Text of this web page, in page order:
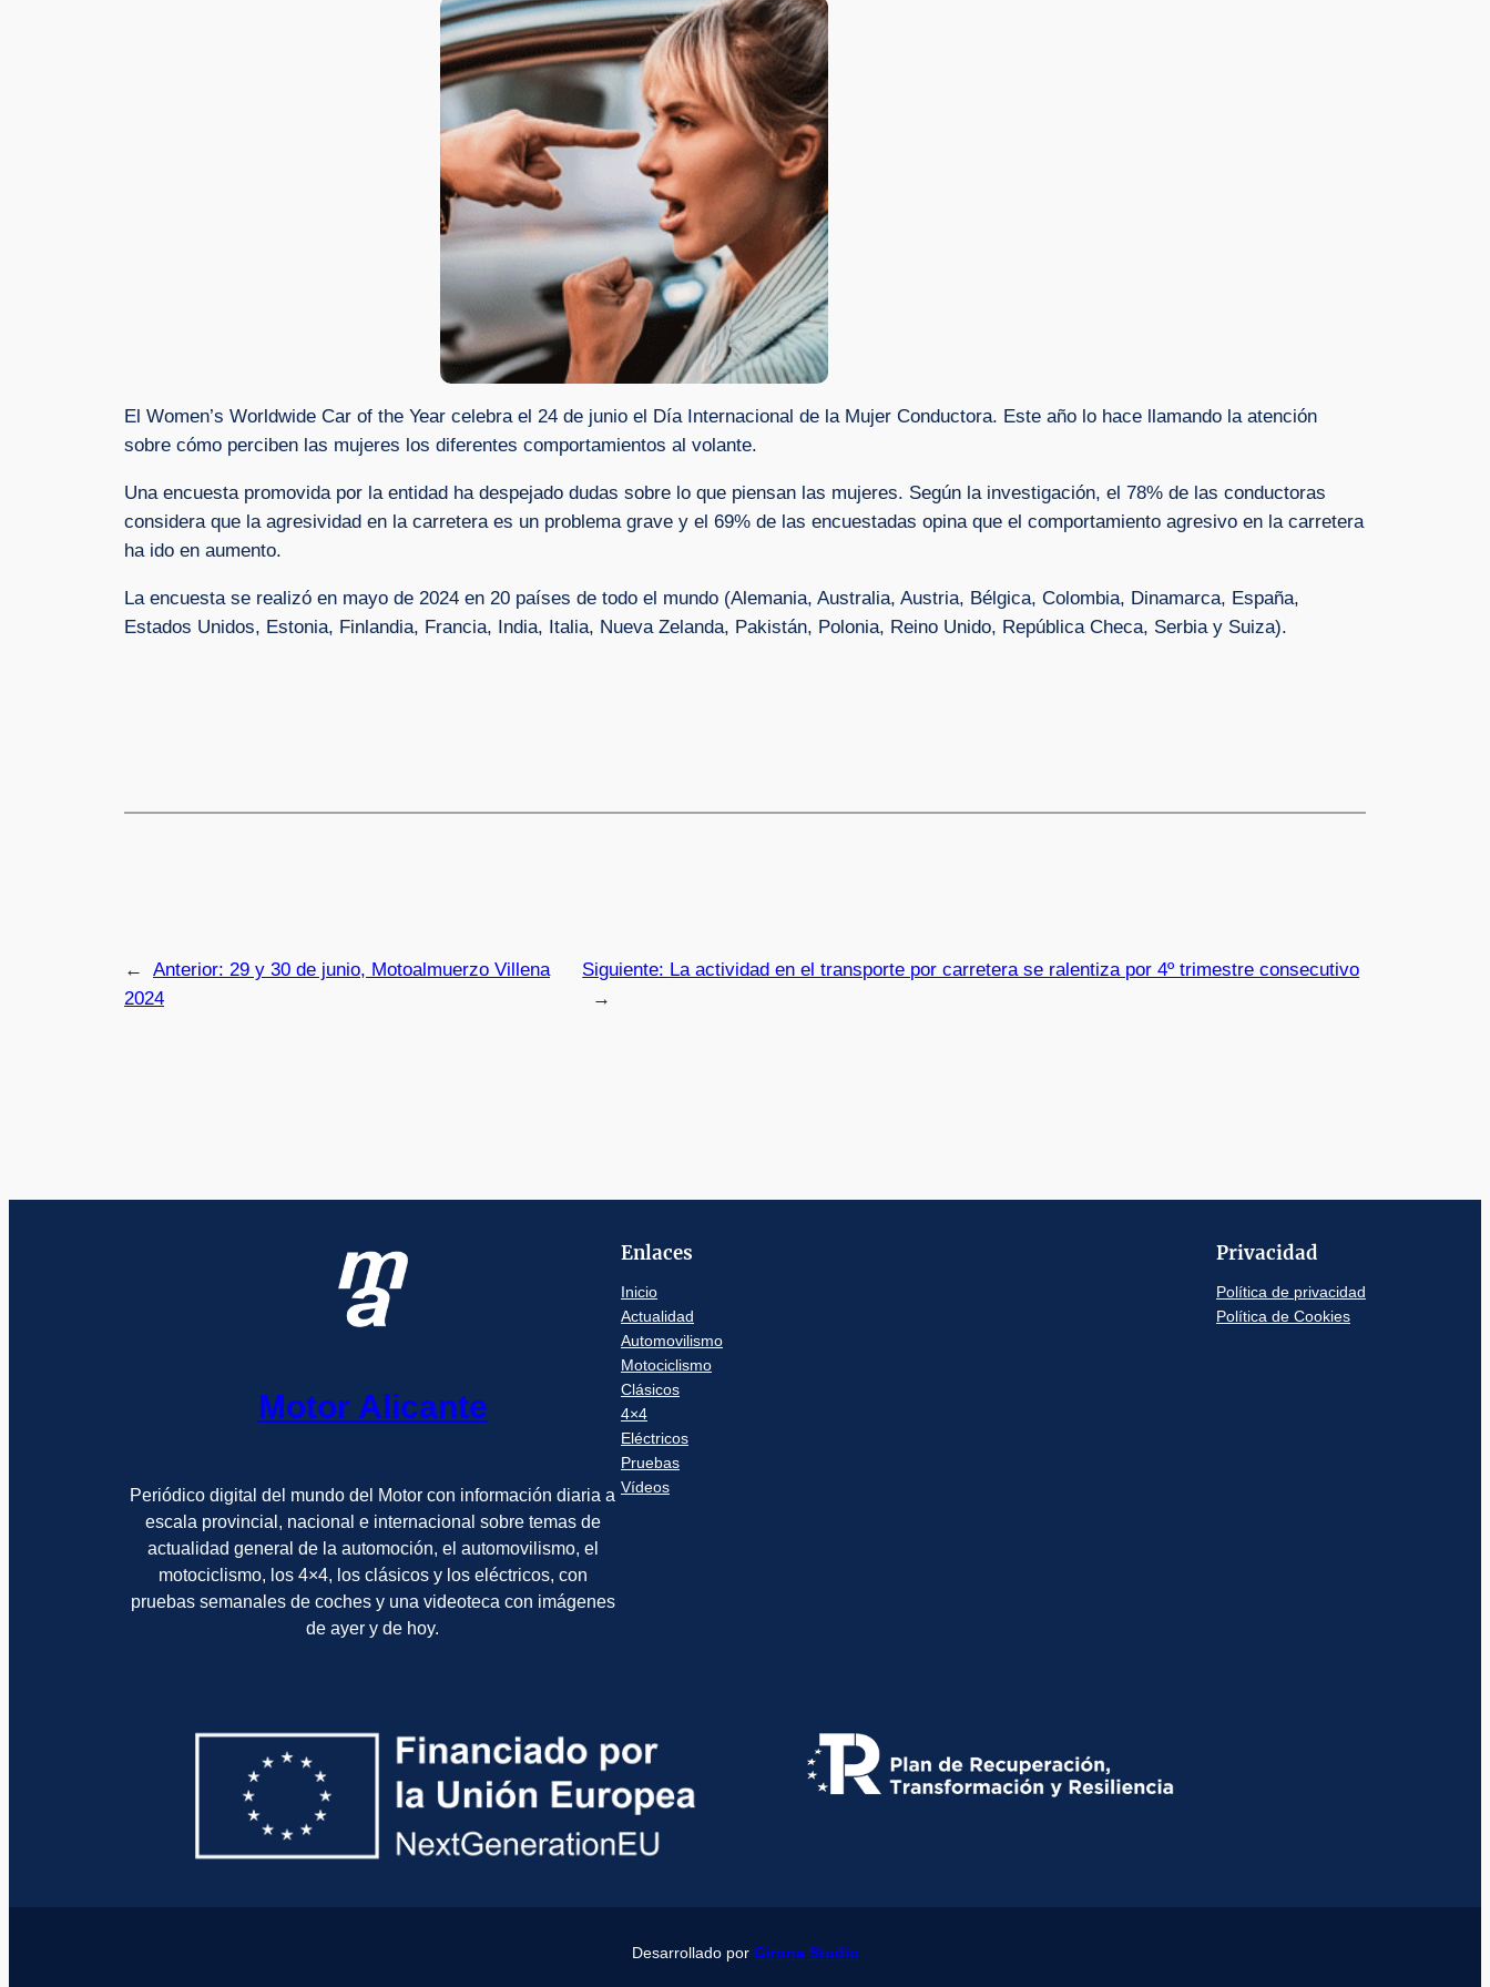
El Women’s Worldwide Car of the Year celebra el 24 de junio el Día Internacional de la Mujer Conductora. Este año lo hace llamando la atención
sobre cómo perciben las mujeres los diferentes comportamientos al volante.
Una encuesta promovida por la entidad ha despejado dudas sobre lo que piensan las mujeres. Según la investigación, el 78% de las conductoras
considera que la agresividad en la carretera es un problema grave y el 69% de las encuestadas opina que el comportamiento agresivo en la carretera
ha ido en aumento.
La encuesta se realizó en mayo de 2024 en 20 países de todo el mundo (Alemania, Australia, Austria, Bélgica, Colombia, Dinamarca, España,
Estados Unidos, Estonia, Finlandia, Francia, India, Italia, Nueva Zelanda, Pakistán, Polonia, Reino Unido, República Checa, Serbia y Suiza).
← Anterior: 29 y 30 de junio, Motoalmuerzo Villena
2024
Siguiente: La actividad en el transporte por carretera se ralentiza por 4º trimestre consecutivo
→
Motor Alicante
Periódico digital del mundo del Motor con información diaria a
escala provincial, nacional e internacional sobre temas de
actualidad general de la automoción, el automovilismo, el
motociclismo, los 4×4, los clásicos y los eléctricos, con
pruebas semanales de coches y una videoteca con imágenes
de ayer y de hoy.
Enlaces
Inicio
Actualidad
Automovilismo
Motociclismo
Clásicos
4×4
Eléctricos
Pruebas
Vídeos
Privacidad
Política de privacidad
Política de Cookies
Desarrollado por Girona Studio